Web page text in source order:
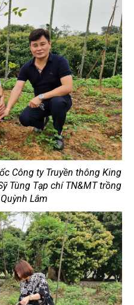
Công ty Truyền thông King
Tùng Tạp chí TN&MT trồng
Lâm